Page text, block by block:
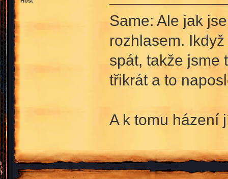
Same: Ale jak
rozhlasem.
spát, takže jsme
třikrát a to
A k tomu házení